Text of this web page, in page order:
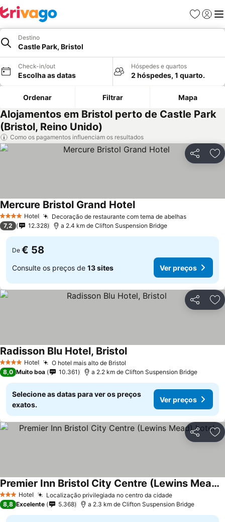
Favoritos
Iniciar
Destino
Castle Park, Bristol
Check-in/out
Escolha as datas
Hóspedes e quartos
2 hóspedes, 1 quarto.
Ordenar Filtrar Mapa
Alojamentos em Bristol perto de Castle Park
(Bristol, Reino Unido)
Como os pagamentos influenciam os resultados
Partilhar
4 EstrelasHotel Decoração de restaurante com tema de abelhasVer
Mercure Bristol Grand HotelVer preços
7,2 12.328 a 2.4 km de Clifton Suspension Bridge
De € 58
Consulte os preços de 13 sites Ver preços
Partilhar
4 EstrelasHotel O hotel mais alto de Bristol
Radisson Blu Hotel, BristolVer preços
8,0 Muito boa 10.361 a 2.2 km de Clifton Suspension Bridge
Selecione as datas para ver os preços
exatos.
Ver preços
Partilhar
3 EstrelasHotel Localização privilegiada no centro da cidadeVer preços
Premier Inn Bristol City Centre (Lewins Mead) hotel
Ver preços
8,8 Excelente 5.368 a 2.3 km de Clifton Suspension Bridge